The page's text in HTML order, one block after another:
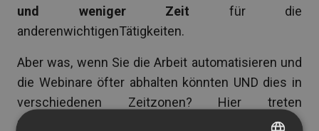
und weniger Zeit für die
anderenwichtigenTätigkeiten.
Aber was, wenn Sie die Arbeit automatisieren und
die Webinare öfter abhalten könnten UND dies in
verschiedenen Zeitzonen? Hier treten
automatisierte Webinare